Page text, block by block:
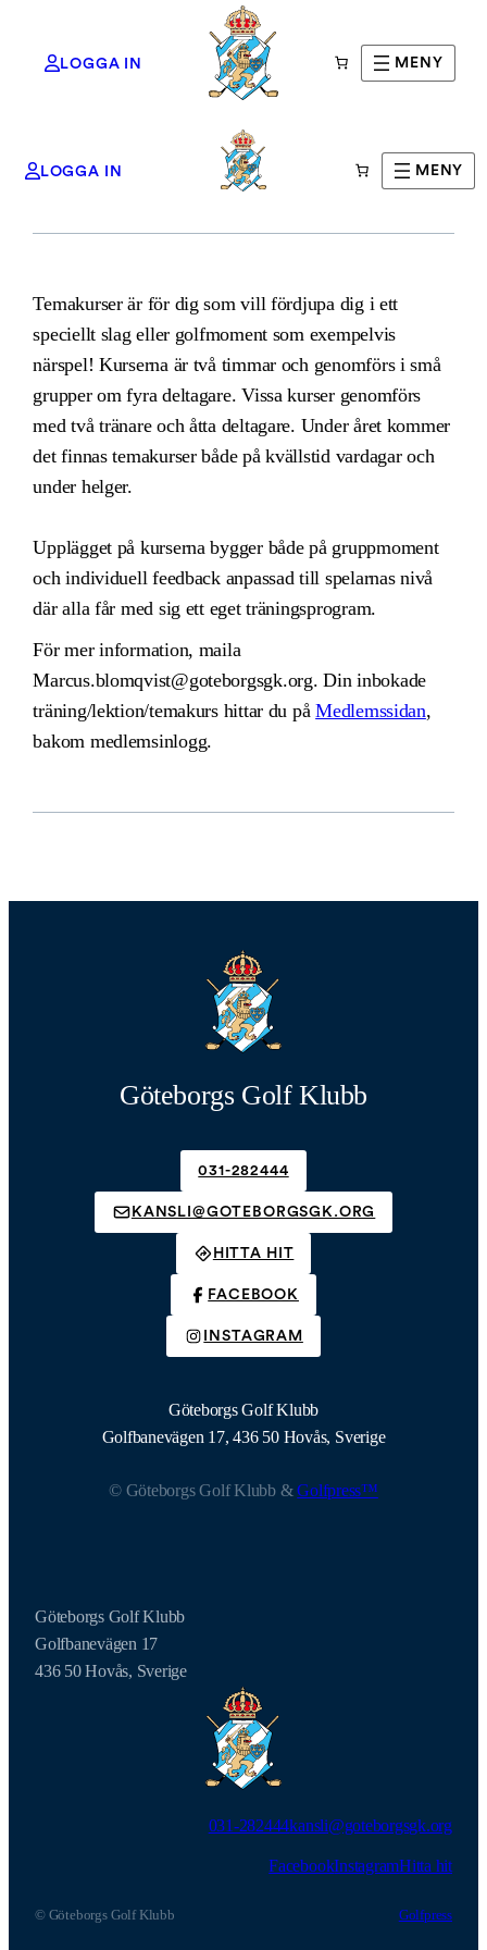
till
LOGGA IN MENY
LOGGA IN MENY
Temakurser
Temakurser är för dig som vill fördjupa dig i ett
speciellt slag eller golfmoment som exempelvis
närspel! Kurserna är två timmar och genomförs i små
grupper om fyra deltagare. Vissa kurser genomförs
med två tränare och åtta deltagare. Under året kommer
det finnas temakurser både på kvällstid vardagar och
under helger.
Upplägget på kurserna bygger både på gruppmoment
och individuell feedback anpassad till spelarnas nivå
där alla får med sig ett eget träningsprogram.
För mer information, maila
Marcus.blomqvist@goteborgsgk.org. Din inbokade
träning/lektion/temakurs hittar du påMedlemssidan,
bakom medlemsinlogg.
Göteborgs Golf Klubb
031-282444
KANSLI@GOTEBORGSGK.ORG
HITTA HIT
FACEBOOK
INSTAGRAM
Göteborgs Golf Klubb
Golfbanevägen 17, 436 50 Hovås, Sverige
© Göteborgs Golf Klubb &Golfpress™
Göteborgs Golf Klubb
Golfbanevägen 17
436 50 Hovås, Sverige
031-282444kansli@goteborgsgk.org
FacebookInstagramHitta hit
© Göteborgs Golf Klubb Golfpress